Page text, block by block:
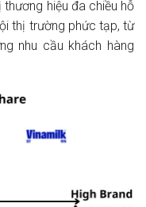
hiệu đa chiều hỗ
thị trường phức tạp, từ
nhu cầu khách hàng